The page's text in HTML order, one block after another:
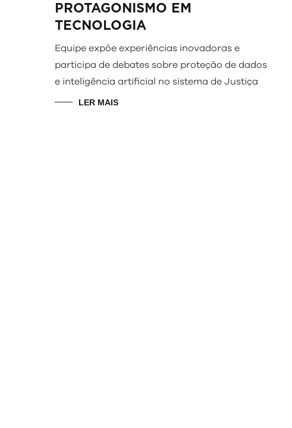
PROTAGONISMO EM
TECNOLOGIA
Equipe expõe experiências inovadoras e
participa de debates sobre proteção de dados
e inteligência artificial no sistema de Justiça
LER MAIS